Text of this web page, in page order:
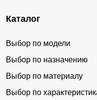
Каталог
Выбор по модели
Выбор по назначению
Выбор по материалу
Выбор по